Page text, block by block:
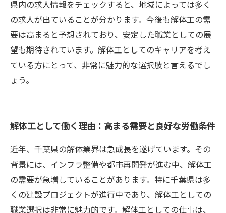
県内の求人情報をチェックすると、地域によっては多く
の求人が出ていることが分かります。今後も解体工の需
要は高まると予想されており、安定した職業としての展
望も期待されています。解体工としてのキャリアを考え
ている方にとって、非常に魅力的な選択肢と言えるでし
ょう。
解体工として働く理由：高まる需要と良好な労働条件
近年、千葉県の解体業界は急成長を遂げています。その
背景には、インフラ整備や都市再開発が進む中、解体工
の需要が急増していることがあります。特に千葉県は多
くの建設プロジェクトが進行中であり、解体工としての
職業選択は非常に魅力的です。解体工としての仕事は、